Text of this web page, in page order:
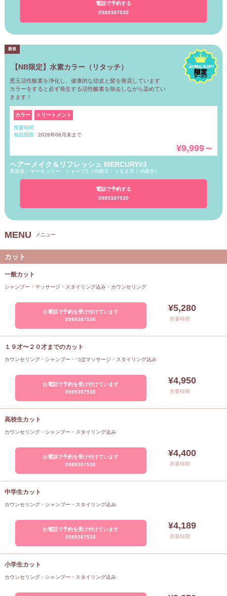
電話で予約する
0989387530
【NB限定】水素カラー（リタッチ）
悪玉活性酸素を浄化し、健康的な頭皮と髪を推奨しています
カラーをすると必ず発生する活性酸素を除去しながら染めてい
きます！
カラー トリートメント
所要時間
有効期限
2026年08月末まで
¥9,999～
ヘアーメイク＆リフレッシュ MERCURY#3
美容室：マーキュリー シャープ3（沖縄市・うるま市｜沖縄市）
電話で予約する
0989387530
MENU メニュー
カット
一般カット
シャンプー・マッサージ・スタイリング込み・カウンセリング
¥5,280
所要時間
お電話で予約を受け付けています
0989387530
１９才〜２０才までのカット
カウンセリング・シャンプー・つぼマッサージ・スタイリング込み
¥4,950
所要時間
お電話で予約を受け付けています
0989387530
高校生カット
カウンセリング・シャンプー・スタイリング込み
¥4,400
所要時間
お電話で予約を受け付けています
0989387530
中学生カット
カウンセリング・シャンプー・スタイリング込み
¥4,189
所要時間
お電話で予約を受け付けています
0989387530
小学生カット
カウンセリング・シャンプー・スタイリング込み